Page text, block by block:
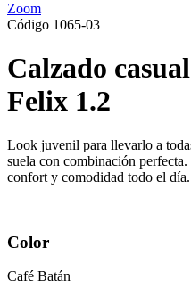
Zoom
Código 1065-03
Calzado
Felix 1.2
Look juvenil para llevarlo a
suela con combinación
confort y comodidad todo el día.
Color
Café Batán